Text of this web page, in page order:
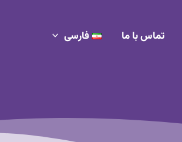
تماس با ما فارسی